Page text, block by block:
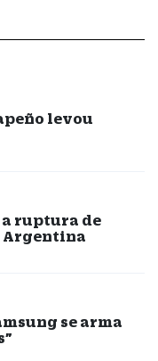
levou
ruptura de
Argentina
se arma